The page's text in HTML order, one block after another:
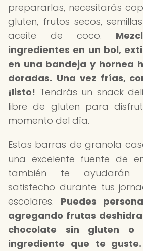
prepararlas, necesitarás
gluten, frutos secos,
aceite de coco.
ingredientes en un bol,
en una bandeja y hornea
doradas. Una vez frías,
¡listo! Tendrás un snack
libre de gluten para
momento del día.
Estas barras de granola
una excelente fuente de
también te ayudarán
satisfecho durante tus
escolares. Puedes
agregando frutas
chocolate sin gluten o
ingrediente que te guste.